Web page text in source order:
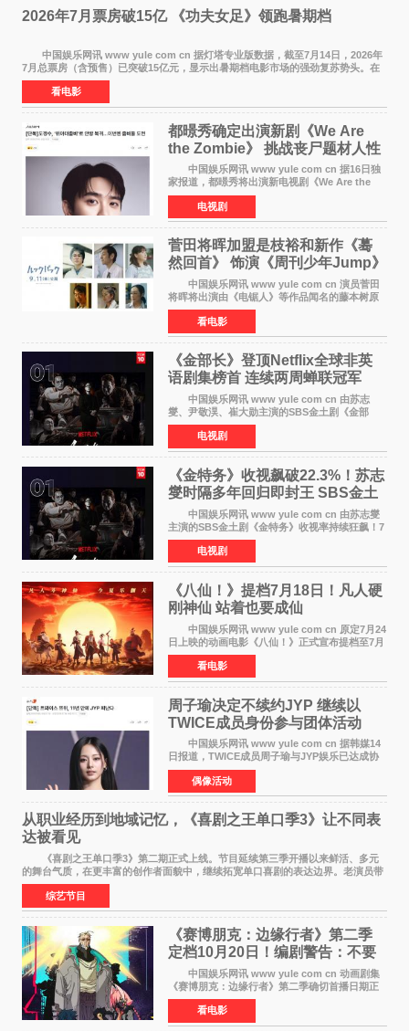
2026年7月票房破15亿 《功夫女足》领跑暑期档
中国娱乐网讯 www yule com cn 据灯塔专业版数据，截至7月14日，2026年
7月总票房（含预售）已突破15亿元，显示出暑期档电影市场的强劲复苏势头。在
众多上映影片中，《功夫女足》《小黄人与大
看电影
都暻秀确定出演新剧《We Are
the Zombie》 挑战丧尸题材人性
喜剧
中国娱乐网讯 www yule com cn 据16日独
家报道，都暻秀将出演新电视剧《We Are the
Zombie》，在剧中饰演主演金仁钟一角，挑战与
以往丧尸题材截然不同的人性喜剧。 新剧
《We Are t
电视剧
菅田将晖加盟是枝裕和新作《蓦
然回首》 饰演《周刊少年Jump》
编辑
中国娱乐网讯 www yule com cn 演员菅田
将晖将出演由《电锯人》等作品闻名的藤本树原
作漫画改编的电影《蓦然回首》（是枝裕和导
演）。菅田饰演的角色是初中时代两位主人公带
着完成的作品前去
看电影
《金部长》登顶Netflix全球非英
语剧集榜首 连续两周蝉联冠军
中国娱乐网讯 www yule com cn 由苏志
燮、尹敬淏、崔大勋主演的SBS金土剧《金部
长》持续席卷全球，收获海内外观众热烈反
响。 15日，据Netflix官方排行榜网站Tudum
公布的数据，SBS金土剧《
电视剧
《金特务》收视飙破22.3%！苏志
燮时隔多年回归即封王 SBS金土
剧新纪录诞生
中国娱乐网讯 www yule com cn 由苏志燮
主演的SBS金土剧《金特务》收视率持续狂飙！7
月11日播出的第6集全国平均收视率高达22 3%，
瞬间最高更冲上26 4%，不仅再度刷新自身纪
录，更稳坐同时段
电视剧
《八仙！》提档7月18日！凡人硬
刚神仙 站着也要成仙
中国娱乐网讯 www yule com cn 原定7月24
日上映的动画电影《八仙！》正式宣布提档至7月
18日。这部国风动画大片将八仙过海，各显神通
这句刻在国人DNA里的俗语玩出了新花样——影
片讲述凡人
看电影
周子瑜决定不续约JYP 继续以
TWICE成员身份参与团体活动
中国娱乐网讯 www yule com cn 据韩媒14
日报道，TWICE成员周子瑜与JYP娱乐已达成协
议，不再续签个人专属合约，但她将继续参与
TWICE的完整团体活动。 周子瑜于2015年通
过生存节目《SIXTE
偶像活动
从职业经历到地域记忆，《喜剧之王单口季3》让不同表
达被看见
《喜剧之王单口季3》第二期正式上线。节目延续第三季开播以来鲜活、多元
的舞台气质，在更丰富的创作者面貌中，继续拓宽单口喜剧的表达边界。老演员带
着更加成熟的文本与舞台掌控回归，新面孔则
综艺节目
《赛博朋克：边缘行者》第二季
定档10月20日！编剧警告：不要
对角色投入太深
中国娱乐网讯 www yule com cn 动画剧集
《赛博朋克：边缘行者》第二季确切首播日期正
式敲定——将于10月20日在Netflix全球上线。此
前，Netflix韩国官方账号曾短暂出现这一日期信
息，随后迅
看电影